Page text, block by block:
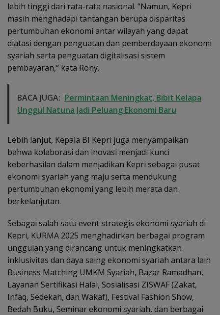
lebih tinggi dari rata-rata nasional. “Namun, Kepri
masih menghadapi tantangan berupa disparitas
pertumbuhan ekonomi antar wilayah yang dapat
diatasi dengan penguatan dan pemberdayaan ekonomi
syariah serta penguatan digitalisasi sistem
pembayaran,” kata Rony.
BACA JUGA: Permintaan Meningkat, Bibit Kelapa
Unggul Natuna Jadi Peluang Ekonomi Baru
Lebih lanjut, Kepala BI Kepri juga menyampaikan
bahwa kolaborasi dan inovasi menjadi kunci
keberhasilan dalam menjadikan Kepri sebagai pusat
ekonomi syariah yang maju serta mendukung
pertumbuhan ekonomi yang lebih merata dan
berkelanjutan.
Sebagai salah satu event strategis ekonomi syariah di
Kepri, KURMA 2025 menghadirkan berbagai program
unggulan yang dirancang untuk meningkatkan
inklusivitas dan daya saing ekonomi syariah antara lain
Business Matching UMKM Syariah, Bazar Ramadhan,
Layanan Sertifikasi Halal, Sosialisasi ZISWAF (Zakat,
Infaq, Sedekah, dan Wakaf), Festival Fashion Show,
Bedah Buku, Seminar ekonomi syariah, dan berbagai